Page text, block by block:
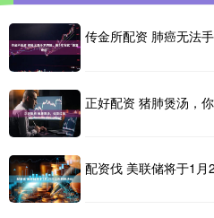
传金所配资 肺癌无法
正好配资 猪肺煲汤，
配资伐 美联储将于1月